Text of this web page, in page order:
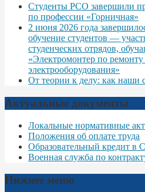
Студенты РСО завершили
по профессии «Горничная»
2 июня 2026 года
обучение студентов —
студенческих отрядов,
«Электромонтер по
электрооборудования»
От теории к делу: как наши
Актуальные документы
Локальные нормативные
Положения об оплате труда
Образовательный кредит в
Военная служба по
Нижнее меню